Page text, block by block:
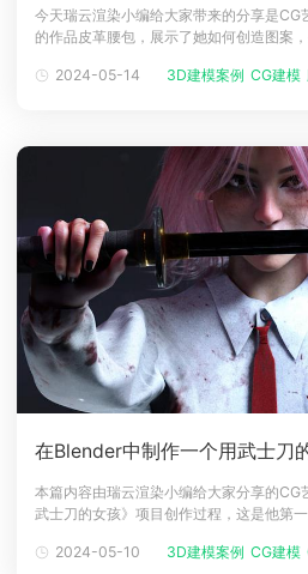
今天瑞云渲染小编给大家带来的分享是
的作品皮革腰包，展示了她如何创造图案
前，在乌克兰外包公司担任 3D 环境艺术
2024-05-14 3D建模案例 CG建模
在Blender中制作一个用武士刀
本篇内容由瑞云渲染小编给大家分享的
武士刀的女孩》项目创作过程，这是他第
名3D艺术家，大约3年从业经验。对 3D
2024-05-10 3D建模案例 CG建模